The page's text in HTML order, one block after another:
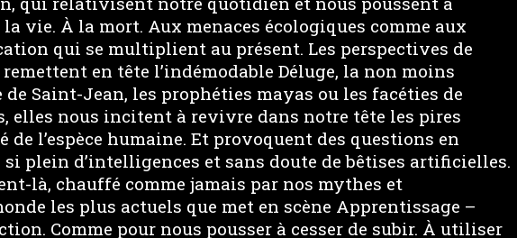
vie. À la mort. Aux menaces écologiques comme aux
qui se multiplient au présent. Les perspectives de
en tête l’indémodable Déluge, la non moins
Saint-Jean, les prophéties mayas ou les facéties de
elles nous incitent à revivre dans notre tête les pires
de l’espèce humaine. Et provoquent des questions en
plein d’intelligences et sans doute de bêtises artificielles.
là, chauffé comme jamais par nos mythes et
les plus actuels que met en scène Apprentissage –
Comme pour nous pousser à cesser de subir. À utiliser